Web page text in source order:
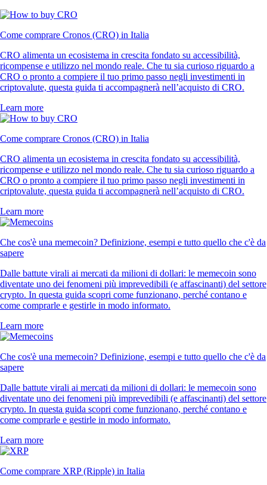
Come comprare Cronos (CRO) in Italia
CRO alimenta un ecosistema in crescita fondato su accessibilità,
ricompense e utilizzo nel mondo reale. Che tu sia curioso riguardo a
CRO o pronto a compiere il tuo primo passo negli investimenti in
criptovalute, questa guida ti accompagnerà nell’acquisto di CRO.
Learn more
Come comprare Cronos (CRO) in Italia
CRO alimenta un ecosistema in crescita fondato su accessibilità,
ricompense e utilizzo nel mondo reale. Che tu sia curioso riguardo a
CRO o pronto a compiere il tuo primo passo negli investimenti in
criptovalute, questa guida ti accompagnerà nell’acquisto di CRO.
Learn more
Che cos'è una memecoin? Definizione, esempi e tutto quello che c'è da
sapere
Dalle battute virali ai mercati da milioni di dollari: le memecoin sono
diventate uno dei fenomeni più imprevedibili (e affascinanti) del settore
crypto. In questa guida scopri come funzionano, perché contano e
come comprarle e gestirle in modo informato.
Learn more
Che cos'è una memecoin? Definizione, esempi e tutto quello che c'è da
sapere
Dalle battute virali ai mercati da milioni di dollari: le memecoin sono
diventate uno dei fenomeni più imprevedibili (e affascinanti) del settore
crypto. In questa guida scopri come funzionano, perché contano e
come comprarle e gestirle in modo informato.
Learn more
Come comprare XRP (Ripple) in Italia